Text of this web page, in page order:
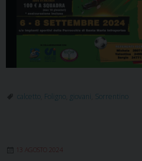
calcetto Foligno giovani Sorrentino
13 AGOSTO 2024